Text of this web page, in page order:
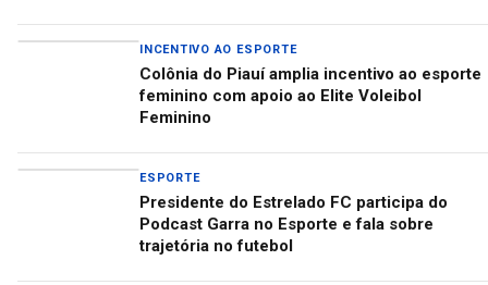
INCENTIVO AO ESPORTE
Colônia do Piauí amplia incentivo ao esporte
feminino com apoio ao Elite Voleibol
Feminino
ESPORTE
Presidente do Estrelado FC participa do
Podcast Garra no Esporte e fala sobre
trajetória no futebol